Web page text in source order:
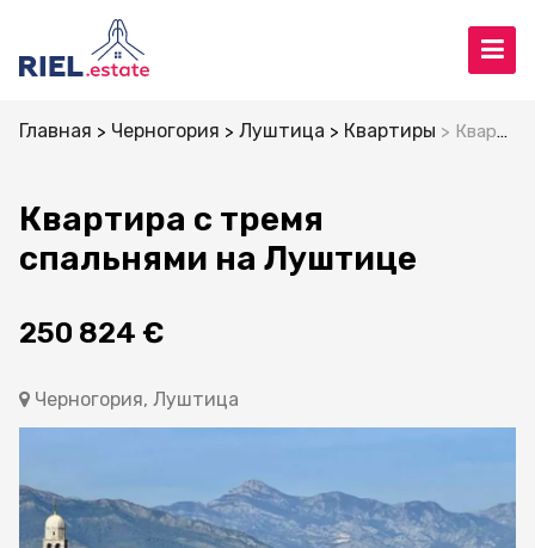
Главная Черногория Луштица Квартиры Квартира с тремя спальнями на Луштице
Квартира с тремя
спальнями на Луштице
250 824 €
Черногория, Луштица